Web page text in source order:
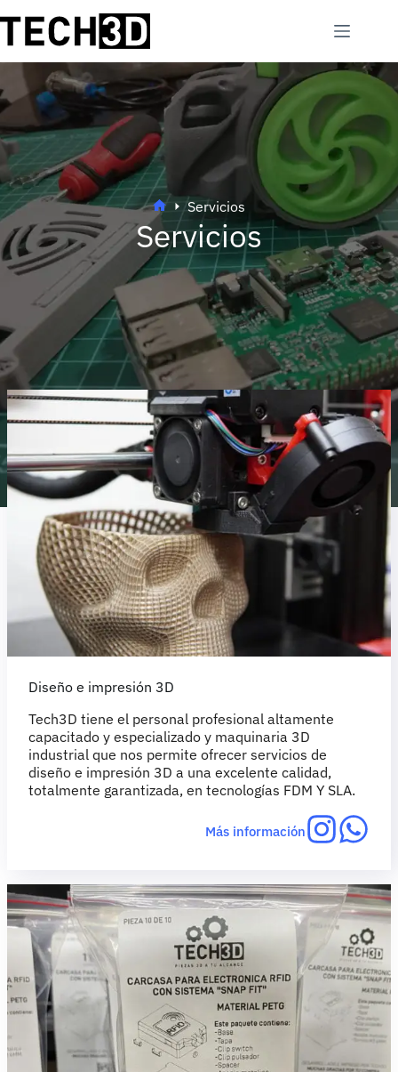
al
contenido
Inicio
Servicios
Servicios
Diseño e impresión 3D
Tech3D tiene el personal profesional altamente
capacitado y especializado y maquinaria 3D
industrial que nos permite ofrecer servicios de
diseño e impresión 3D a una excelente calidad,
totalmente garantizada, en tecnologías FDM Y SLA.
Más información